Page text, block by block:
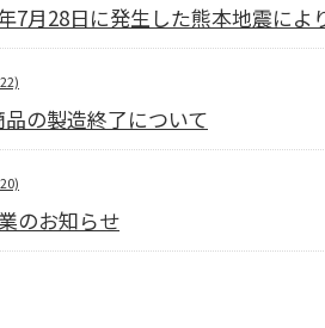
7月28日に発生した熊本地震に
品の製造終了について
のお知らせ